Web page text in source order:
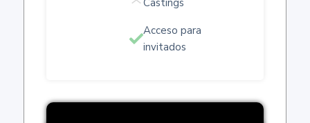
Acceso para
invitados